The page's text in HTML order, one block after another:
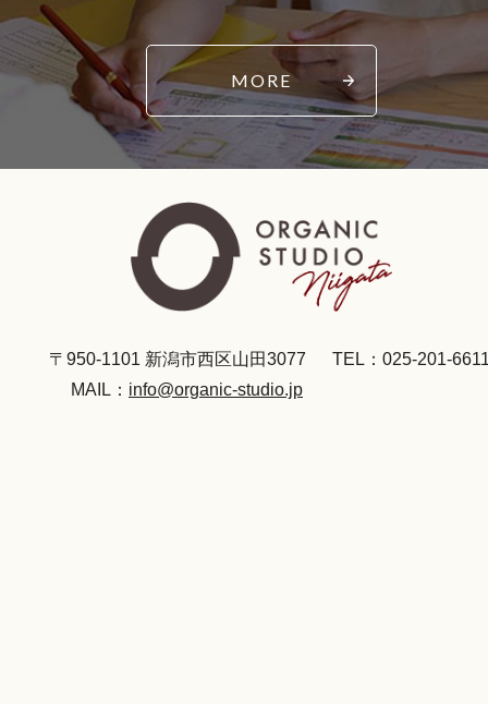
MORE
〒950-1101 新潟市西区山田3077
TEL：025-201-
MAIL： info@organic-studio.jp